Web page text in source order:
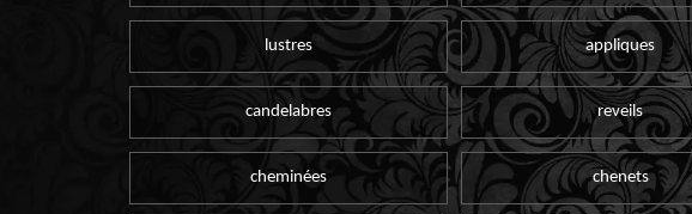
lustres appliques
candelabres reveils
cheminées chenets